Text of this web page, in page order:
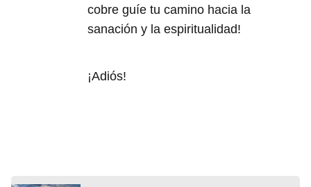
cobre guíe tu camino hacia la
sanación y la espiritualidad!
¡Adiós!